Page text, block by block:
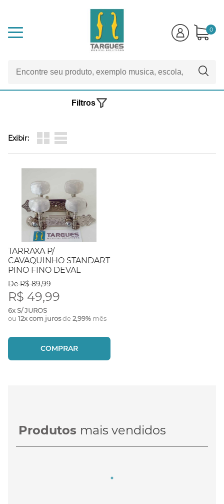
0
Exibir:
Filtros
TARRAXA P/
CAVAQUINHO STANDART
PINO FINO DEVAL
De R$ 89,99
R$ 49,99
6x S/ JUROS
ou 12x com jurosde2,99% mês
COMPRAR
Produtos mais vendidos